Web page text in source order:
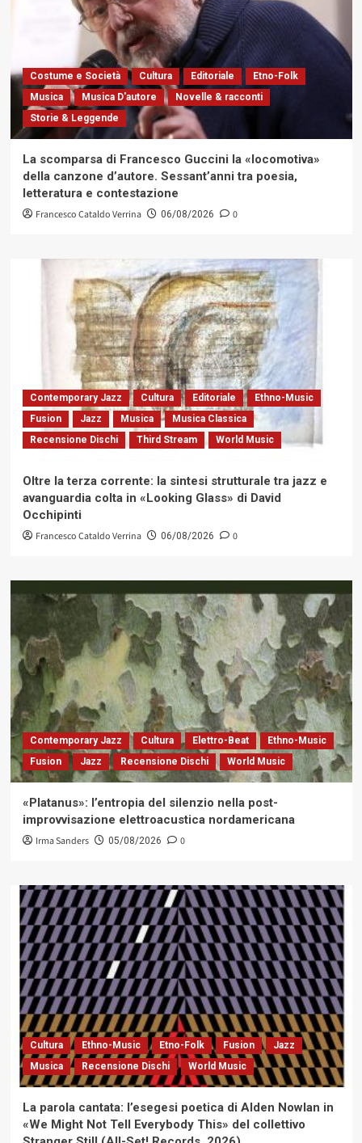
Costume e Società Cultura Editoriale
Etno-Folk
Musica
Musica D'autore
Novelle & racconti
Storie & Leggende
La scomparsa di Francesco Guccini la «locomotiva»
della canzone d’autore. Sessant’anni tra poesia,
letteratura e contestazione
Francesco Cataldo Verrina 06/08/2026 0
Contemporary Jazz Cultura Editoriale
Ethno-Music
Fusion
Jazz Musica
Musica Classica
Recensione Dischi
Third Stream World Music
Oltre la terza corrente: la sintesi strutturale tra jazz e
avanguardia colta in «Looking Glass» di David
Occhipinti
Francesco Cataldo Verrina 06/08/2026 0
Contemporary Jazz Cultura Elettro-Beat
Ethno-Music
Fusion
Jazz Recensione Dischi World Music
«Platanus»: l’entropia del silenzio nella post-
improvvisazione elettroacustica nordamericana
Irma Sanders 05/08/2026 0
Cultura Ethno-Music Etno-Folk Fusion
Jazz
Musica
Recensione Dischi World Music
La parola cantata: l’esegesi poetica di Alden Nowlan in
«We Might Not Tell Everybody This» del collettivo